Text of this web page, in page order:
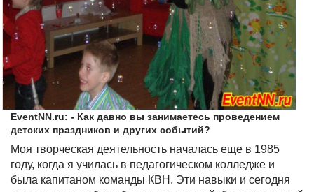
EventNN.ru: - Как давно вы занимаетесь проведением
детских праздников и других событий?
Моя творческая деятельность началась еще в 1985
году, когда я училась в педагогическом колледже и
была капитаном команды КВН. Эти навыки и сегодня